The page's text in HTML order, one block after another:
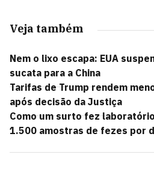
Veja também
Nem o lixo escapa: EUA
sucata para a China
Tarifas de Trump rendem
após decisão da Justiça
Como um surto fez
1.500 amostras de fezes por